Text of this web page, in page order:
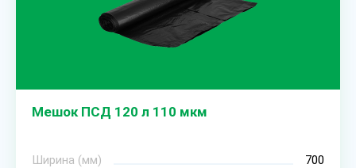
Мешок ПСД 120 л 110 мкм
Ширина (мм)
700